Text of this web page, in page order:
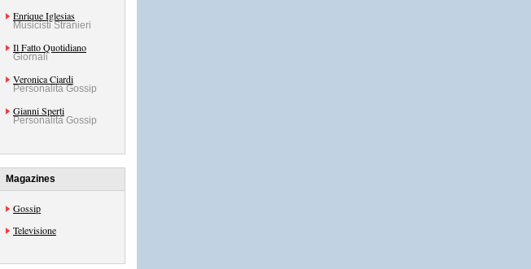
Enrique Iglesias
Musicisti Stranieri
Il Fatto Quotidiano
Giornali
Veronica Ciardi
Personalità Gossip
Gianni Sperti
Personalità Gossip
Magazines
Gossip
Televisione